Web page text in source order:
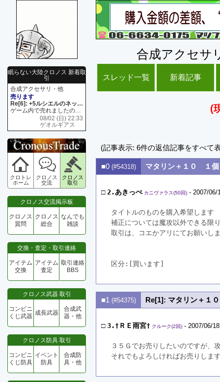
眠らない大陸クロノス 新着取
引
合成アクセサリ・他
売ります
Re[6]: +5ルシエルのネックレス
ゲーム内で売れましたので 在庫がネク1 リング4 となります リングのお値段は80G といたします
08/02 (日) 22:33
ゲオルギアス
クロトレ
ホーム
クロノス
交流
クロノス
取引
クロノス交流掲示板
クロノス
質問
クロノス
総合
なんでも
雑談
交換・査定・取引連絡
アイテム
交換
アイテム
査定
取引連絡
BBS
クロノス武器 取引
コンビニ
くじ武器 成長武器
合成武
器・他
クロノス防具 取引
コンビニ
くじ防具
イベント
防具
合成防
具・他
合成アクセサ
スレッド一覧 新着記事
(
(記事表示: 6件の返信記事をすべて
■0 (#54318) マタリン＋１０ １
□ 2.あきっぺ カニヴァラス(50回) - 2007/06/
タイトルのものを購入希望します
補正については魔攻以外できる限
取引は、コエかアリにてお願いし
区分:[買います]
■1 (#54375) Re[1]: マタリン＋
□3.†ＲＥ雨宮† クルーク(2回) - 2007/06/
３５Ｇでお売りしたいのですが、
それでもよろしければお売りしま